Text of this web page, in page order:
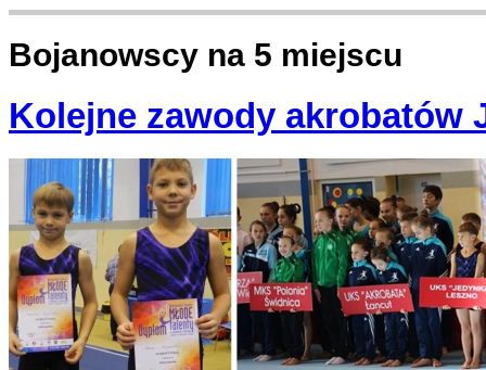
Bojanowscy na 5 miejscu
Kolejne zawody akrobatów